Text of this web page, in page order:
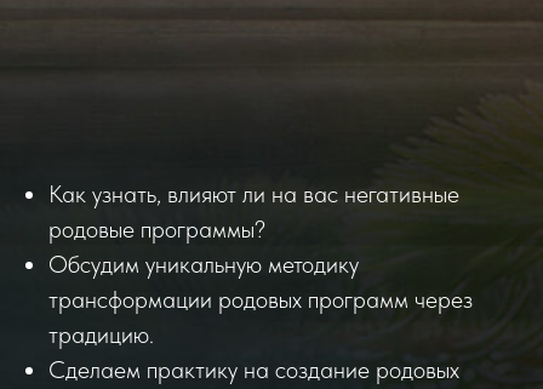
Как узнать, влияют ли на вас негативные
родовые программы?
Обсудим уникальную методику
трансформации родовых программ через
традицию.
Сделаем практику на создание родовых